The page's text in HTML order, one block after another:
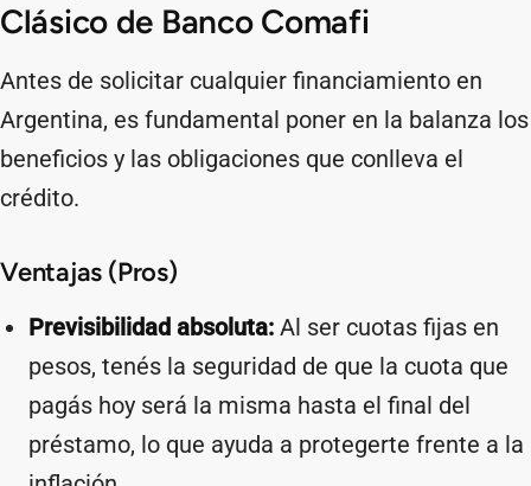
Clásico de Banco Comafi
Antes de solicitar cualquier financiamiento en
Argentina, es fundamental poner en la balanza los
beneficios y las obligaciones que conlleva el
crédito.
Ventajas (Pros)
Previsibilidad absoluta: Al ser cuotas fijas en
pesos, tenés la seguridad de que la cuota que
pagás hoy será la misma hasta el final del
préstamo, lo que ayuda a protegerte frente a la